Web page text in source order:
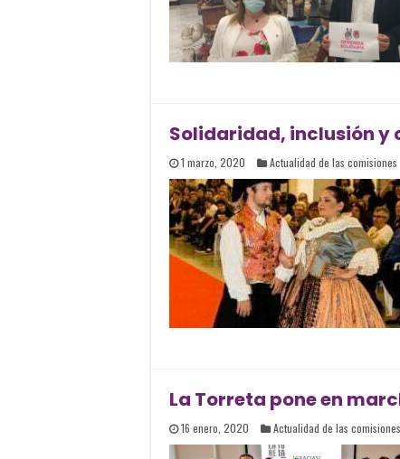
Solidaridad, inclusión y
1 marzo, 2020 Actualidad de las comisiones
La Torreta pone en
16 enero, 2020 Actualidad de las comisiones